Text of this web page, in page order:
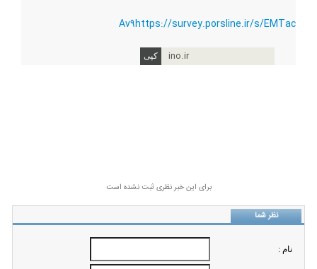
https://survey.porsline.ir/s/EMTac
9
Av
ino.ir
برای این خبر نظری ثبت نشده است
نظر شما
نام :